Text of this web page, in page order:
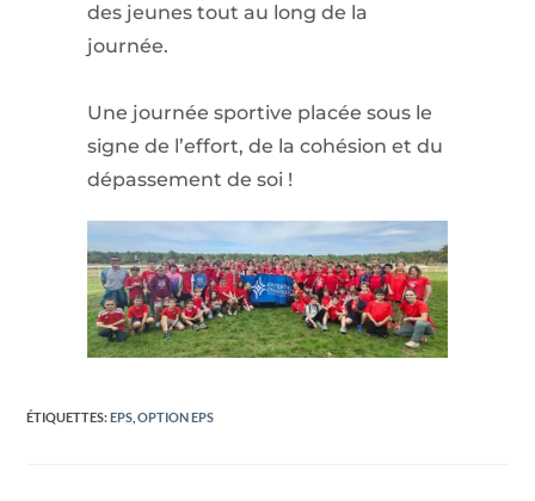
des jeunes tout au long de la
journée.
Une journée sportive placée sous le
signe de l’effort, de la cohésion et du
dépassement de soi !
ÉTIQUETTES:EPS OPTION EPS